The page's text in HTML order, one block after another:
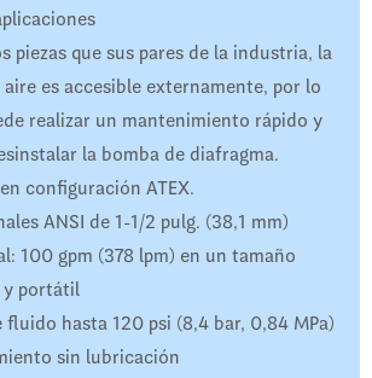
piezas que sus pares de la industria, la
es accesible externamente, por lo
realizar un mantenimiento rápido y
la bomba de diafragma.
configuración ATEX.
ANSI de 1-1/2 pulg. (38,1 mm)
100 gpm (378 lpm) en un tamaño
y portátil
fluido hasta 120 psi (8,4 bar, 0,84 MPa)
sin lubricación